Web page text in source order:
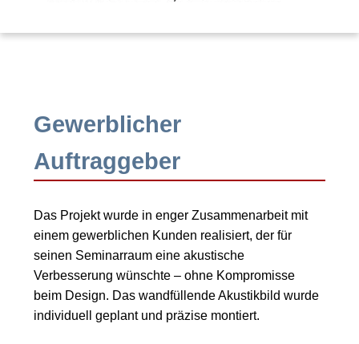
Gewerblicher
Auftraggeber
Das Projekt wurde in enger Zusammenarbeit mit
einem gewerblichen Kunden realisiert, der für
seinen Seminarraum eine akustische
Verbesserung wünschte – ohne Kompromisse
beim Design. Das wandfüllende Akustikbild wurde
individuell geplant und präzise montiert.